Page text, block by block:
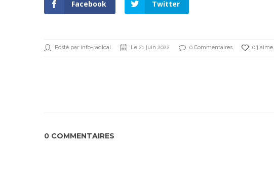
Facebook Twitter
Posté par info-radical Le 21 juin 2022 0 Commentaires 0 j'aime
0 COMMENTAIRES